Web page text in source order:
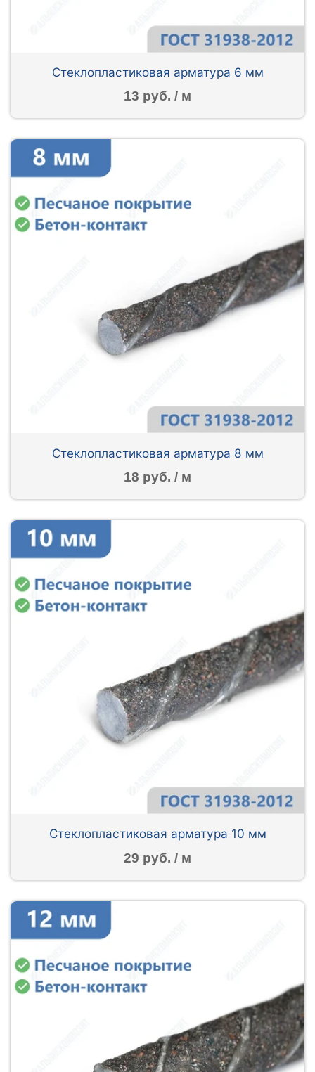
Стеклопластиковая арматура 6 мм
13 руб. / м
Стеклопластиковая арматура 8 мм
18 руб. / м
Стеклопластиковая арматура 10 мм
29 руб. / м